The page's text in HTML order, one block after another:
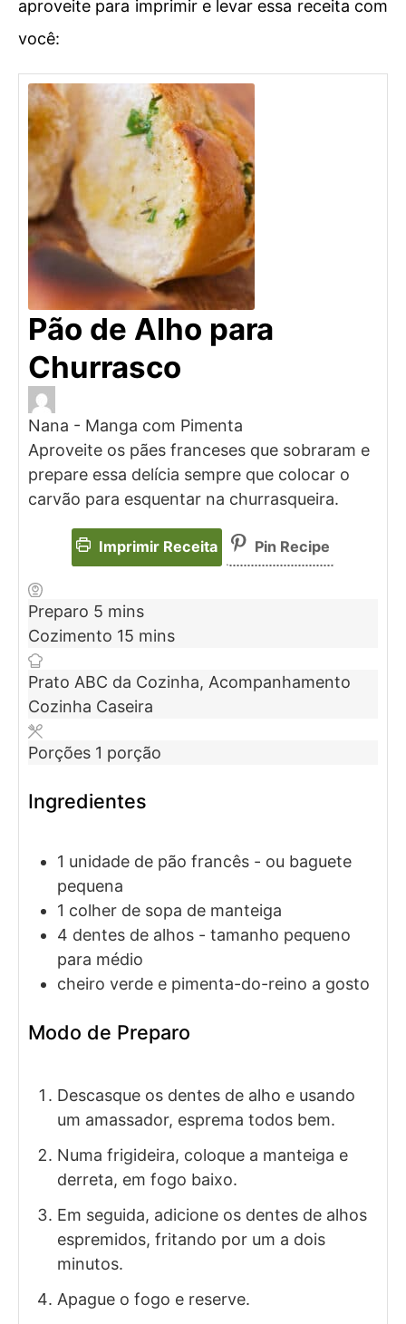
aproveite para imprimir e levar essa receita com
você:
Pão de Alho para
Churrasco
Nana - Manga com Pimenta
Aproveite os pães franceses que sobraram e
prepare essa delícia sempre que colocar o
carvão para esquentar na churrasqueira.
Imprimir Receita Pin Recipe
Preparo 5 mins
Cozimento 15 mins
Prato ABC da Cozinha, Acompanhamento
Cozinha Caseira
Porções 1 porção
Ingredientes
1 unidade de pão francês - ou baguete
pequena
1 colher de sopa de manteiga
4 dentes de alhos - tamanho pequeno
para médio
cheiro verde e pimenta-do-reino a gosto
Modo de Preparo
Descasque os dentes de alho e usando
um amassador, esprema todos bem.
Numa frigideira, coloque a manteiga e
derreta, em fogo baixo.
Em seguida, adicione os dentes de alhos
espremidos, fritando por um a dois
minutos.
Apague o fogo e reserve.